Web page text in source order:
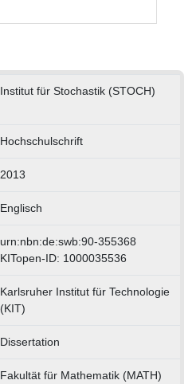
Institut für Stochastik (STOCH)
Hochschulschrift
2013
Englisch
urn:nbn:de:swb:90-355368
KITopen-ID: 1000035536
Karlsruher Institut für Technologie
(KIT)
Dissertation
Fakultät für Mathematik (MATH)